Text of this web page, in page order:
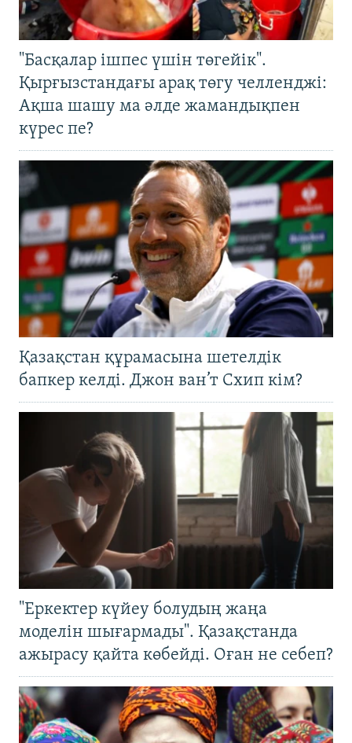
"Басқалар ішпес үшін төгейік".
Қырғызстандағы арақ төгу челленджі:
Ақша шашу ма әлде жамандықпен
күрес пе?
Қазақстан құрамасына шетелдік
бапкер келді. Джон ван’т Схип кім?
"Еркектер күйеу болудың жаңа
моделін шығармады". Қазақстанда
ажырасу қайта көбейді. Оған не себеп?